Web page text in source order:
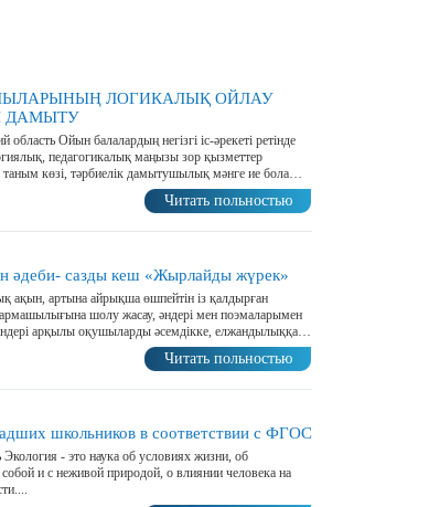
ЛОГИКАЛЫҚ ОЙЛАУ
ДАМЫТУ
Ойын балалардың негізгі іс-әрекеті ретінде
педагогикалық маңызы зор қызметтер
көзі, тәрбиелік дамытушылық мәнге ие бола…
Читать польностью
әдеби- сазды кеш «Жырлайды жүрек»
ақын, артына айрықша өшпейтін із қалдырған
шолу жасау, әндері мен поэмаларымен
арқылы оқушыларды әсемдікке, елжандылыққа…
Читать польностью
школьников в соответствии с ФГОС
- это наука об условиях жизни, об
и с неживой природой, о влиянии человека на